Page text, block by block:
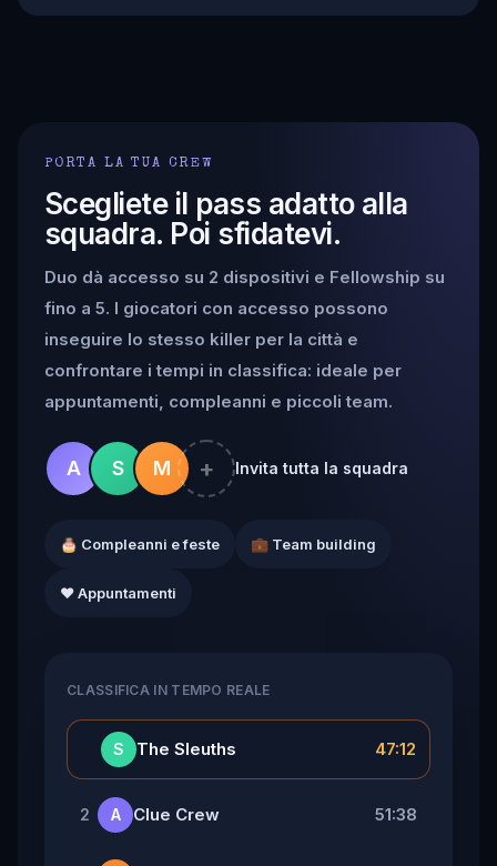
PORTA LA TUA CREW
Scegliete il pass adatto alla
squadra. Poi sfidatevi.
Duo dà accesso su 2 dispositivi e Fellowship su
fino a 5. I giocatori con accesso possono
inseguire lo stesso killer per la città e
confrontare i tempi in classifica: ideale per
appuntamenti, compleanni e piccoli team.
A S M + Invita tutta la squadra
🎂 Compleanni e feste 💼 Team building
❤️ Appuntamenti
CLASSIFICA IN TEMPO REALE
S The Sleuths 47:12
2 A Clue Crew 51:38